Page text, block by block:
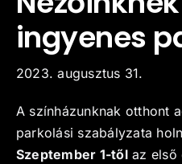
Kapcsolat
ingyenes
2023. augusztus 31.
A színházunknak otthont
parkolási szabályzata
Szeptember 1-tőlaz első